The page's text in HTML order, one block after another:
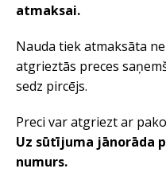
atmaksai.
Nauda tiek atmaksāta
atgrieztās preces
sedz pircējs.
Preci var atgriezt ar
Uz sūtījuma jānorāda
numurs.